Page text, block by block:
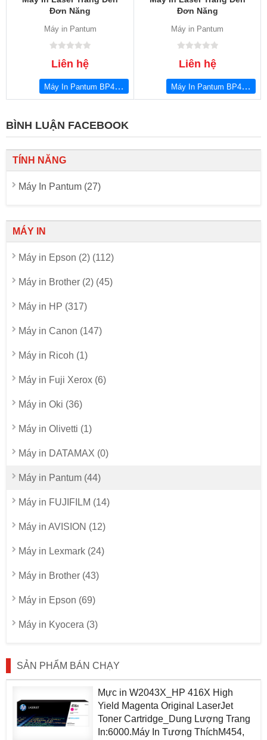
Đơn Năng
Máy in Pantum
Liên hệ
Máy In Pantum BP4202DN
Đơn Năng
Máy in Pantum
Liên hệ
Máy In Pantum BP4202DW
BÌNH LUẬN FACEBOOK
TÍNH NĂNG
Máy In Pantum (27)
MÁY IN
Máy in Epson (2) (112)
Máy in Brother (2) (45)
Máy in HP (317)
Máy in Canon (147)
Máy in Ricoh (1)
Máy in Fuji Xerox (6)
Máy in Oki (36)
Máy in Olivetti (1)
Máy in DATAMAX (0)
Máy in Pantum (44)
Máy in FUJIFILM (14)
Máy in AVISION (12)
Máy in Lexmark (24)
Máy in Brother (43)
Máy in Epson (69)
Máy in Kyocera (3)
SẢN PHẨM BÁN CHẠY
Mực in W2043X_HP 416X High
Yield Magenta Original LaserJet
Toner Cartridge_Dung Lượng Trang
In:6000.Máy In Tương ThíchM454,